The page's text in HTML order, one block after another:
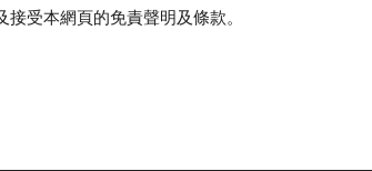
接受本網頁的免責聲明及條款。